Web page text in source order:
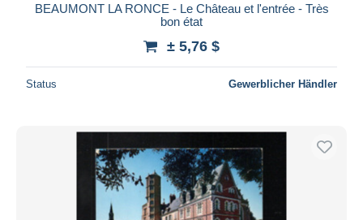
BEAUMONT LA RONCE - Le Château et l'entrée - Très
bon état
± 5,76 $
Status Gewerblicher Händler